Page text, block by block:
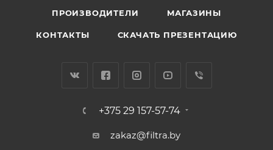
ПРОИЗВОДИТЕЛИ МАГАЗИНЫ
КОНТАКТЫ СКАЧАТЬ ПРЕЗЕНТАЦИЮ
+375 29 157-57-74
zakaz@filtra.by